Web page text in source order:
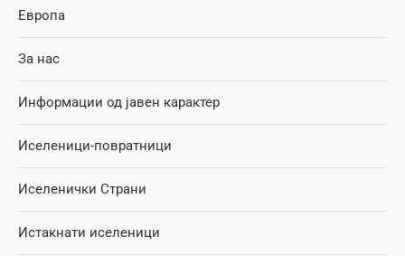
Европа
За нас
Информации од јавен карактер
Иселеници-повратници
Иселенички Страни
Истакнати иселеници